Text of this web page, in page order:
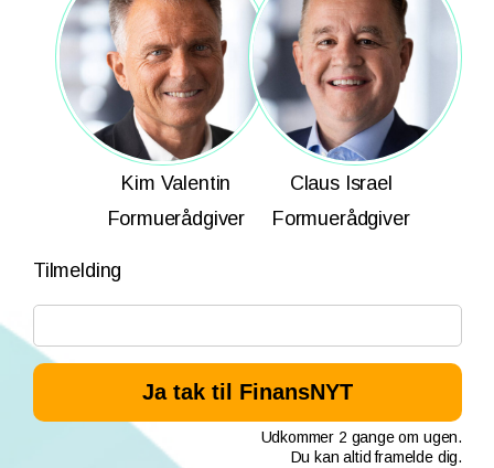
Kim Valentin
Formuerådgiver
Claus Israel
Formuerådgiver
Tilmelding
Udkommer 2 gange om ugen.
Du kan altid framelde dig.